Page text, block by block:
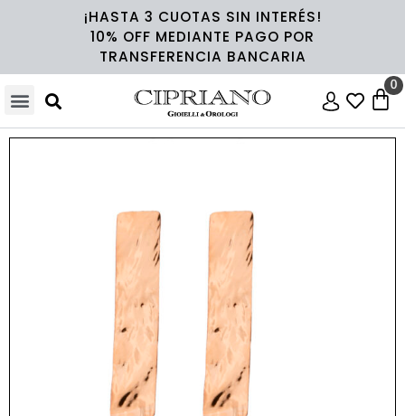
¡HASTA 3 CUOTAS SIN INTERÉS!
10% OFF MEDIANTE PAGO POR
TRANSFERENCIA BANCARIA